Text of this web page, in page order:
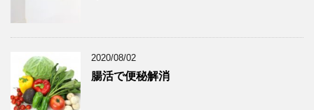
2020/08/02
腸活で便秘解消